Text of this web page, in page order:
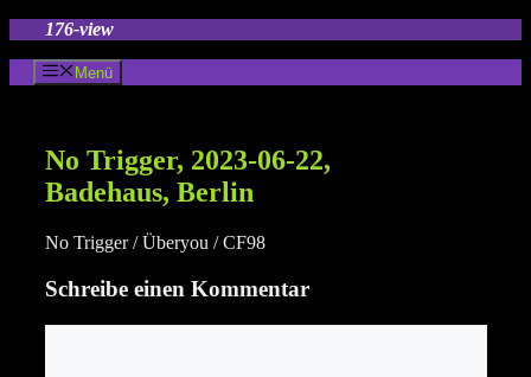
springen
176-view
Menü
No Trigger, 2023-06-22,
Badehaus, Berlin
No Trigger / Überyou / CF98
Schreibe einen Kommentar